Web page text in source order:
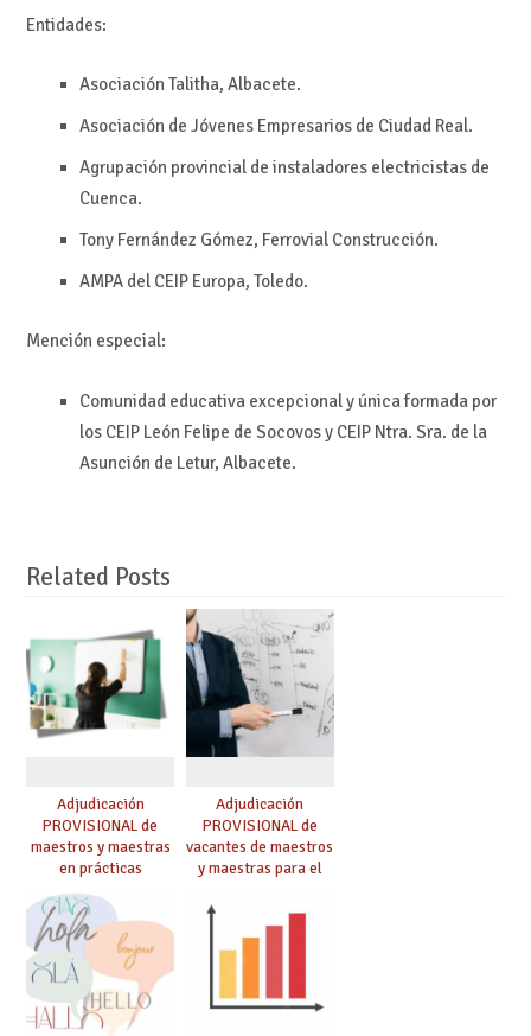
Entidades:
Asociación Talitha, Albacete.
Asociación de Jóvenes Empresarios de Ciudad Real.
Agrupación provincial de instaladores electricistas de
Cuenca.
Tony Fernández Gómez, Ferrovial Construcción.
AMPA del CEIP Europa, Toledo.
Mención especial:
Comunidad educativa excepcional y única formada por
los CEIP León Felipe de Socovos y CEIP Ntra. Sra. de la
Asunción de Letur, Albacete.
Related Posts
Adjudicación
PROVISIONAL de
maestros y maestras
en prácticas
Adjudicación
PROVISIONAL de
vacantes de maestros
y maestras para el